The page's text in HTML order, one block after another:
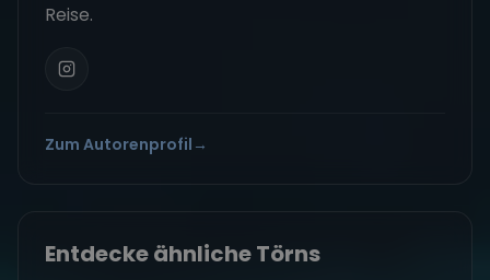
Reise.
Zum Autorenprofil →
Entdecke ähnliche Törns